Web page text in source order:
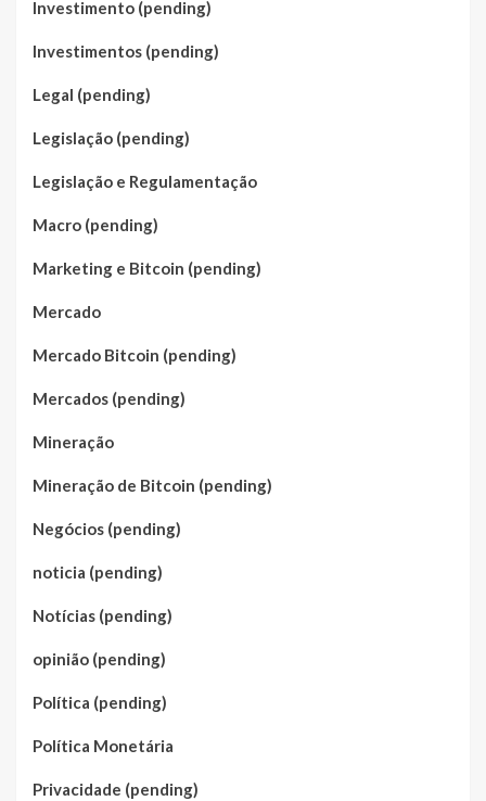
Investimento (pending)
Investimentos (pending)
Legal (pending)
Legislação (pending)
Legislação e Regulamentação
Macro (pending)
Marketing e Bitcoin (pending)
Mercado
Mercado Bitcoin (pending)
Mercados (pending)
Mineração
Mineração de Bitcoin (pending)
Negócios (pending)
noticia (pending)
Notícias (pending)
opinião (pending)
Política (pending)
Política Monetária
Privacidade (pending)